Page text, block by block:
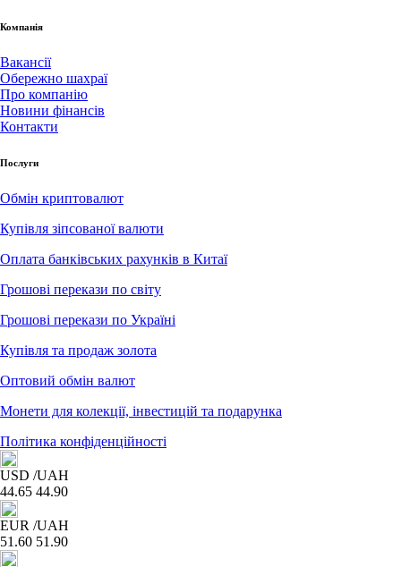
Компанія
Вакансії
Обережно шахраї
Про компанію
Новини фінансів
Контакти
Послуги
Обмін криптовалют
Купівля зіпсованої валюти
Оплата банківських рахунків в Китаї
Грошові перекази по світу
Грошові перекази по Україні
Купівля та продаж золота
Оптовий обмін валют
Монети для колекції, інвестицій та подарунка
Політика конфіденційності
USD /UAH
44.65 44.90
EUR /UAH
51.60 51.90